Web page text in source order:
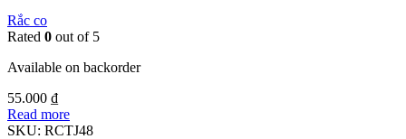
Rắc co
Rated 0 out of 5
Available on backorder
55.000 ₫
Read more
SKU: RCTJ48